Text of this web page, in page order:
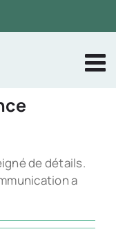
de détails.
a